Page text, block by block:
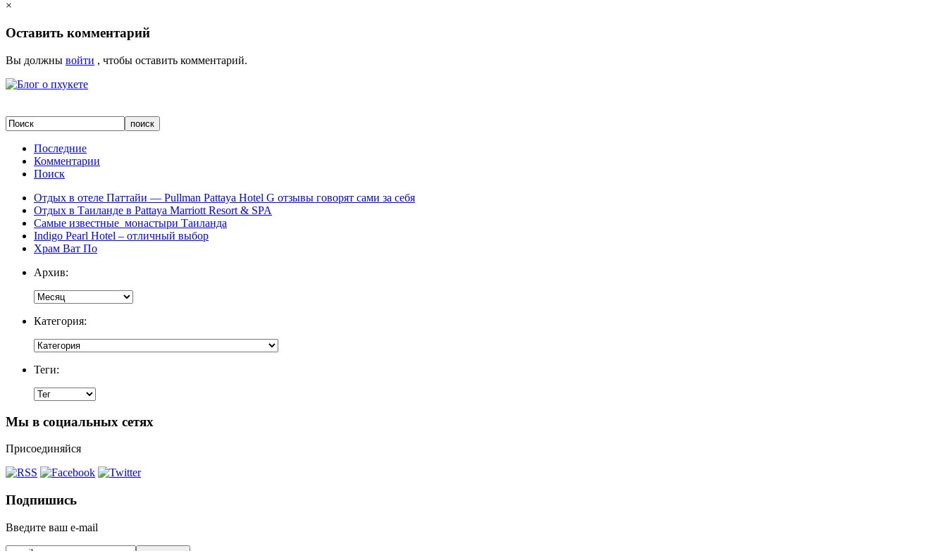
×
Оставить комментарий
Вы должны войти , чтобы оставить комментарий.
Последние
Комментарии
Поиск
Отдых в отеле Паттайи — Pullman Pattaya Hotel G отзывы говорят сами за себя
Отдых в Таиланде в Pattaya Marriott Resort & SPA
Самые известные монастыри Таиланда
Indigo Pearl Hotel – отличный выбор
Храм Ват По
Архив:
Категория:
Теги:
Мы в социальных сетях
Присоединяйся
Подпишись
Введите ваш e-mail